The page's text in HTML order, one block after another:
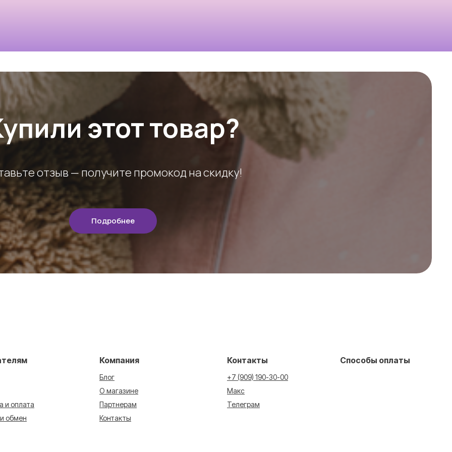
этот товар?
отзыв — получите промокод на скидку!
Подробнее
Контакты
+7 (909) 190-30-00
Макс
Телеграм
и оплата
обмен
Компания
Блог
О магазине
Партнерам
Контакты
Способы оплаты